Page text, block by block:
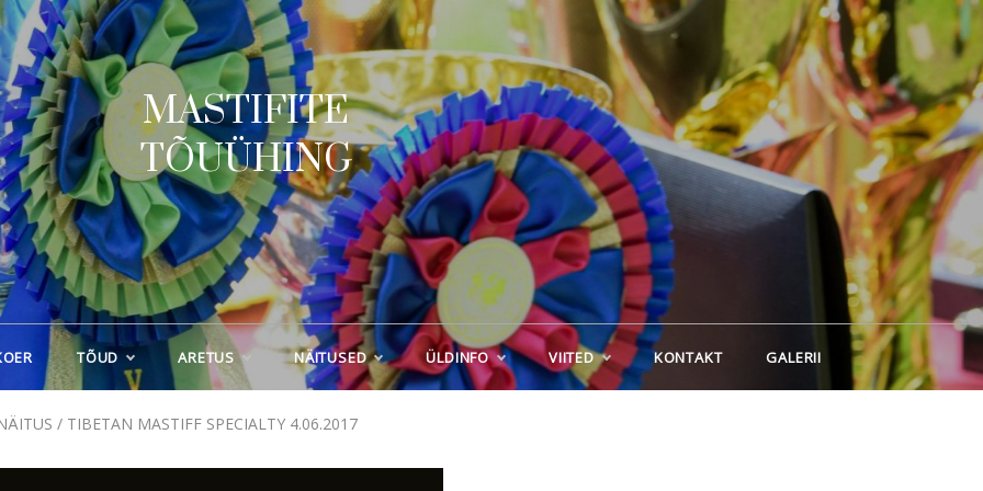
MASTIFITE
TÕUÜHING
TÕUD ARETUS NÄITUSED ÜLDINFO VIITED KONTAKT GALERII
/ TIBETAN MASTIFF SPECIALTY 4.06.2017